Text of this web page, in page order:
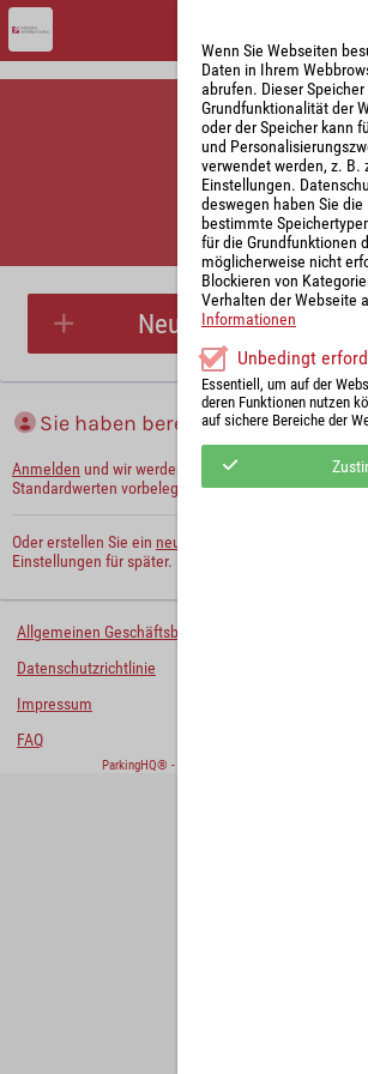
Parkplatzreservierung
Sie haben bereits ein Konto?
Anmelden und wir werden die notwendigen
Standardwerten vorbelegen.
Oder erstellen Sie ein neues Benutzerkonto
Einstellungen für später.
Neue
Allgemeinen Geschäftsbedingungen
Datenschutzrichtlinie
Impressum
FAQ
ParkingHQ® - eine Lösung von
Wenn Sie Webseiten
Daten in Ihrem
abrufen. Dieser
Grundfunktionalität der
oder der Speicher kann
und
verwendet werden, z. B.
Einstellungen.
deswegen haben Sie
bestimmte
für die Grundfunktionen
möglicherweise nicht
Blockieren von
Verhalten der Webseite
Informationen
Unbedingt
Essentiell, um auf der
deren Funktionen nutzen
auf sichere Bereiche der